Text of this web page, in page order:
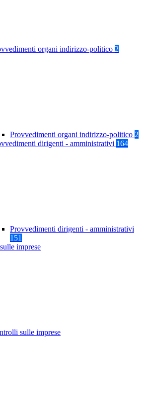
organi indirizzo-politico 2
Provvedimenti organi indirizzo-politico 2
dirigenti - amministrativi 164
Provvedimenti dirigenti - amministrativi
151
imprese
sulle imprese